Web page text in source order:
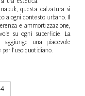
questa calzatura si
a ogni contesto urbano. Il
e ammortizzazione,
su ogni superficie. La
una piacevole
l’uso quotidiano.